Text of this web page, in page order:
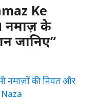
Ke
नमाज़ के
जानिए”
नमाज़ों की नियत और
Naza